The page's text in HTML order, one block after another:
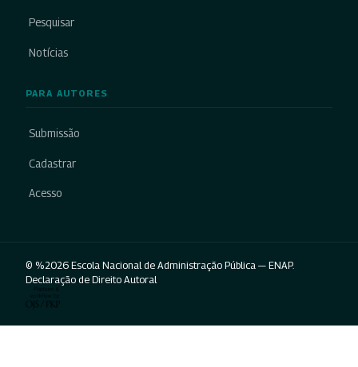
Pesquisar
Notícias
PARA AUTORES
Submissão
Cadastrar
Acesso
© %2026 Escola Nacional de Administração Pública — ENAP.
Declaração de Direito Autoral